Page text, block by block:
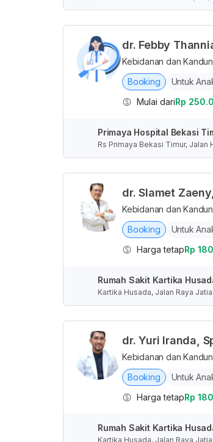
dr. Febby
Kebidanan dan
Booking
Untuk
Mulai dariRp
Primaya Hospital Bekasi
Rs Primaya Bekasi Timur, Jalan
at, Indonesia
dr. Slamet
Kebidanan dan
Booking
Untuk
Harga tetapRp
Rumah Sakit Kartika
Kartika Husada, Jalan Raya
dr. Yuri Iranda,
Kebidanan dan
Booking
Untuk
Harga tetapRp
Rumah Sakit Kartika
Kartika Husada, Jalan Raya